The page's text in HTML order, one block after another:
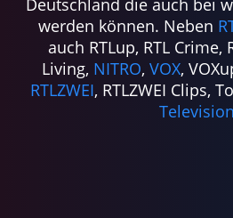
werden können. Neben
auch RTLup, RTL Crime,
Living, NITRO, VOX,
RTLZWEI, RTLZWEI Clips,
Television